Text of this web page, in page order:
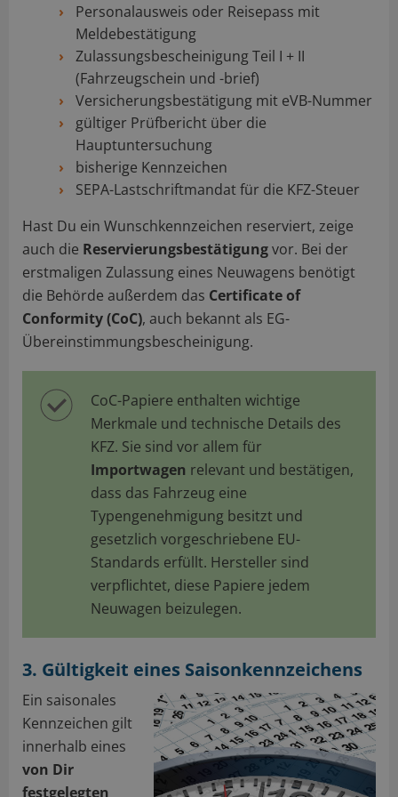
Personalausweis oder Reisepass mit
Meldebestätigung
Zulassungsbescheinigung Teil I + II
(Fahrzeugschein und -brief)
Versicherungsbestätigung mit eVB-Nummer
gültiger Prüfbericht über die
Hauptuntersuchung
bisherige Kennzeichen
SEPA-Lastschriftmandat für die KFZ-Steuer
Hast Du ein Wunschkennzeichen reserviert, zeige
auch die Reservierungsbestätigungvor. Bei der
erstmaligen Zulassung eines Neuwagens benötigt
die Behörde außerdem das Certificate of
Conformity (CoC), auch bekannt als EG-
Übereinstimmungsbescheinigung.
CoC-Papiere enthalten wichtige
Merkmale und technische Details des
KFZ. Sie sind vor allem für
Importwagen relevant und bestätigen,
dass das Fahrzeug eine
Typengenehmigung besitzt und
gesetzlich vorgeschriebene EU-
Standards erfüllt. Hersteller sind
verpflichtet, diese Papiere jedem
Neuwagen beizulegen.
3. Gültigkeit eines Saisonkennzeichens
Ein saisonales
Kennzeichen gilt
innerhalb eines
von Dir
festgelegten